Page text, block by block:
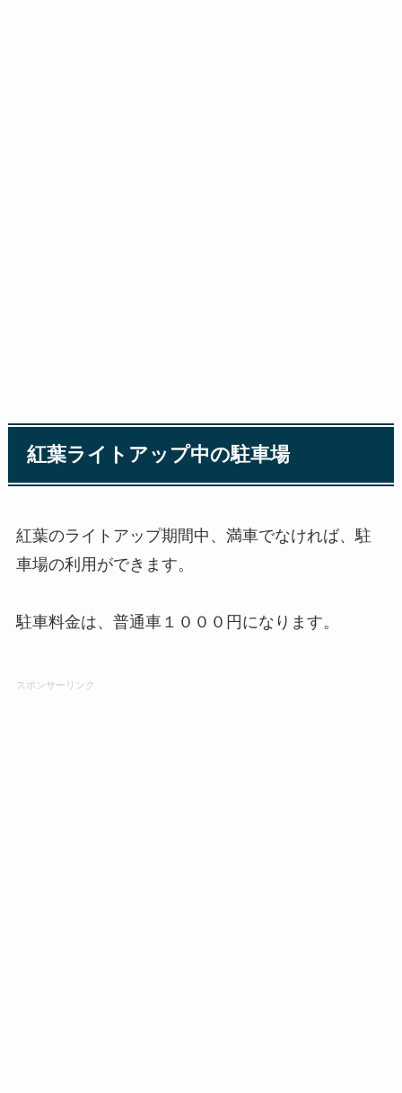
紅葉ライトアップ中の駐車場
紅葉のライトアップ期間中、満車でなければ、駐
車場の利用ができます。
駐車料金は、普通車１０００円になります。
スポンサーリンク